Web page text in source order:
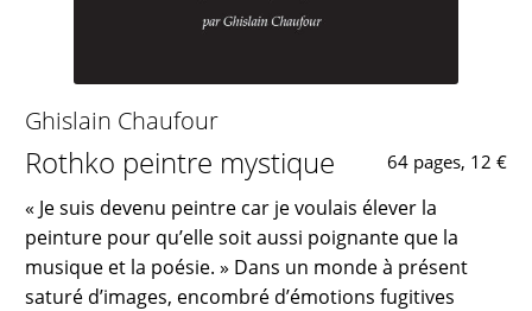
Ghislain Chaufour
Rothko peintre mystique 64 pages, 12 €
« Je suis devenu peintre car je voulais élever la
peinture pour qu’elle soit aussi poignante que la
musique et la poésie. » Dans un monde à présent
saturé d’images, encombré d’émotions fugitives